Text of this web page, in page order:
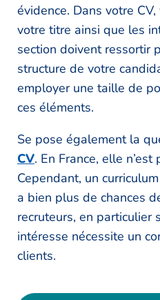
évidence. Dans votre
votre titre ainsi que les
section doivent ressortir
structure de votre
employer une taille de
ces éléments.
Se pose également la
CV. En France, elle
Cependant, un
a bien plus de chances
recruteurs, en particulier
intéresse nécessite un
clients.